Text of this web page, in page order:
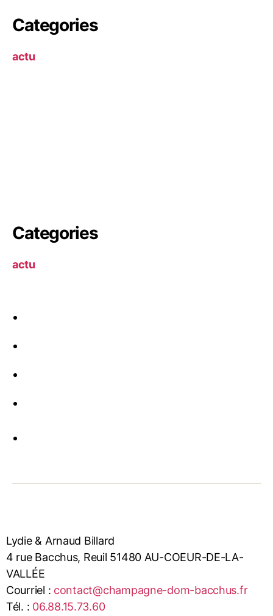
Categories
actu
Categories
actu
Lydie & Arnaud Billard
4 rue Bacchus, Reuil 51480 AU-COEUR-DE-LA-
VALLÉE
Courriel : contact@champagne-dom-bacchus.fr
Tél. : 06.88.15.73.60